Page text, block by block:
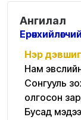
Ангилал
Нэр
Нам
Сонгууль
олгосон
Бусад